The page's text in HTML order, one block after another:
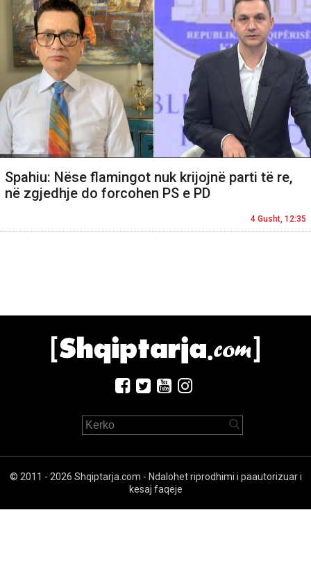
Spahiu: Nëse flamingot nuk krijojnë parti të re,
në zgjedhje do forcohen PS e PD
4 Gusht, 12:35
© 2011 - 2026 Shqiptarja.com - Ndalohet riprodhimi i paautorizuar i
kesaj faqeje